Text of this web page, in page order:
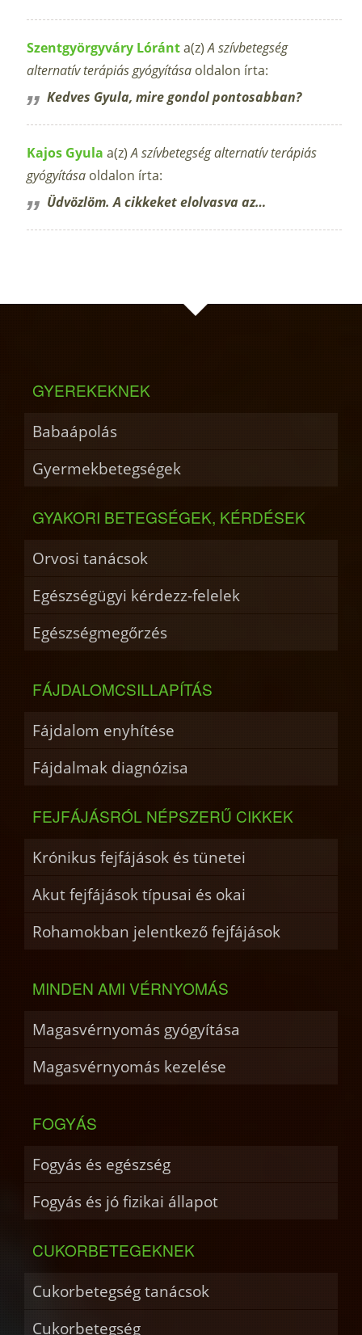
Szentgyörgyváry Lóránta(z)A szívbetegség
alternatív terápiás gyógyítása oldalon írta:
Kedves Gyula, mire gondol pontosabban?
Kajos Gyula a(z)A szívbetegség alternatív terápiás
gyógyítása oldalon írta:
Üdvözlöm. A cikkeket elolvasva az…
GYEREKEKNEK
Babaápolás
Gyermekbetegségek
GYAKORI BETEGSÉGEK, KÉRDÉSEK
Orvosi tanácsok
Egészségügyi kérdezz-felelek
Egészségmegőrzés
FÁJDALOMCSILLAPÍTÁS
Fájdalom enyhítése
Fájdalmak diagnózisa
FEJFÁJÁSRÓL NÉPSZERŰ CIKKEK
Krónikus fejfájások és tünetei
Akut fejfájások típusai és okai
Rohamokban jelentkező fejfájások
MINDEN AMI VÉRNYOMÁS
Magasvérnyomás gyógyítása
Magasvérnyomás kezelése
FOGYÁS
Fogyás és egészség
Fogyás és jó fizikai állapot
CUKORBETEGEKNEK
Cukorbetegség tanácsok
Cukorbetegség